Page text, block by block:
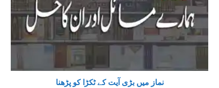
نماز میں بڑی آیت کے ٹکڑا کو پڑھنا